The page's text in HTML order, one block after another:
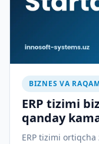
BIZNES VA
ERP tizimi
qanday
ERP tizimi